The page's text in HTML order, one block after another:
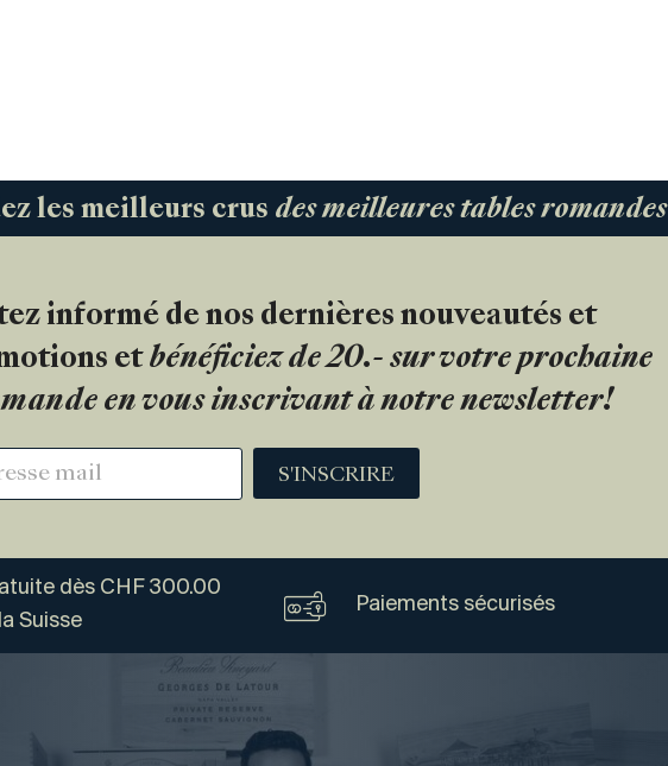
les meilleurs crus des meilleures tables romandes
informé de nos dernières nouveautés et
et bénéficiez de 20.- sur votre prochaine
en vous inscrivant à notre newsletter!
S'INSCRIRE
dès CHF 300.00
Suisse
Paiements sécurisés
Vogel
Vins